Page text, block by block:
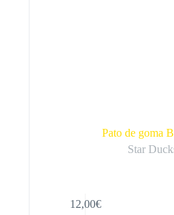
Pato de goma
Star
12,00€